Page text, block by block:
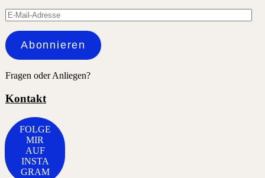
E-
Mail-
Adresse
Abonnieren
Fragen oder Anliegen?
Kontakt
FOLGE
MIR
AUF
INSTA
GRAM